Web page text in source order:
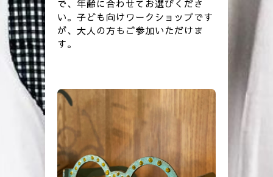
で、年齢に合わせてお選びくださ
い。子ども向けワークショップです
が、大人の方もご参加いただけま
す。